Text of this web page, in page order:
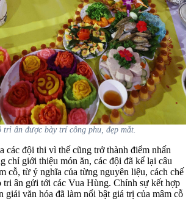
tri ân được bày trí công phu, đẹp mắt.
các đội thi vì thế cũng trở thành điểm nhấn
chỉ giới thiệu món ăn, các đội đã kể lại câu
cỗ, từ ý nghĩa của từng nguyên liệu, cách chế
tri ân gửi tới các Vua Hùng. Chính sự kết hợp
giải văn hóa đã làm nổi bật giá trị của mâm cỗ